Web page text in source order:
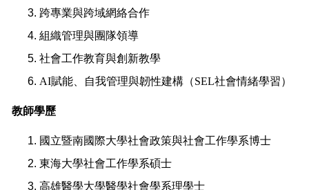
跨專業與跨域網絡合作
組織管理與團隊領導
社會工作教育與創新教學
AI賦能 、自我管理與韌性建構 （SEL社會情緒學習）
教師學歷
國立暨南國際大學社會政策與社會工作學系博士
東海大學社會工作學系碩士
高雄醫學大學醫學社會學系理學士